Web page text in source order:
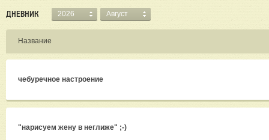
ДНЕВНИК 2026 Август
Название
чебуречное настроение
"нарисуем жену в неглиже" ;-)